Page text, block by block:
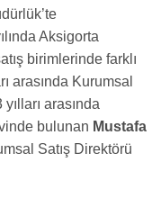
Aksigorta
birimlerinde farklı
arasında Kurumsal
yılları arasında
bulunan Mustafa
Satış Direktörü